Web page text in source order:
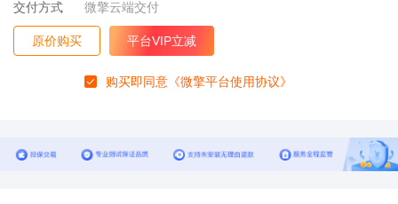
交付方式 微擎云端交付
原价购买 平台VIP立减
购买即同意 《微擎平台使用协议》